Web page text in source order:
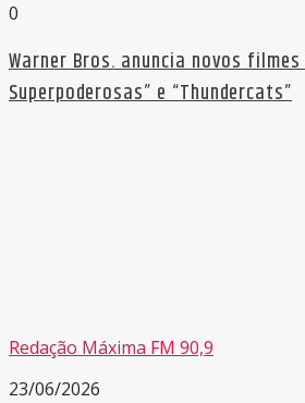
0
Warner Bros. anuncia novos filmes
Superpoderosas” e “Thundercats”
Redação Máxima FM 90,9
23/06/2026